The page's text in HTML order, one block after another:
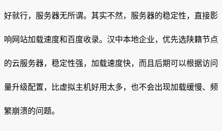
好就行，服务器无所谓。其实不然，服务器的稳定性，直接影
响网站加载速度和百度收录。汉中本地企业，优先选陕籍节点
的云服务器，稳定性强，加载速度快，而且后期可以根据访问
量升级配置，比虚拟主机好用太多，也不会出现加载缓慢、频
繁崩溃的问题。